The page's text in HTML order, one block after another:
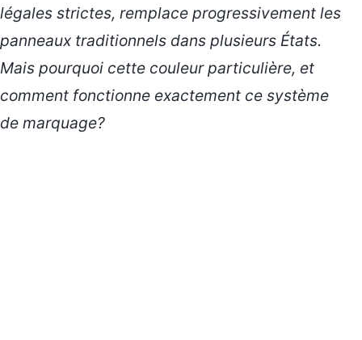
légales strictes, remplace progressivement les
panneaux traditionnels dans plusieurs États.
Mais pourquoi cette couleur particulière, et
comment fonctionne exactement ce système
de marquage?